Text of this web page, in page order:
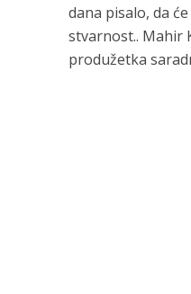
dana pisalo, da
stvarnost.. Mahir
produžetka